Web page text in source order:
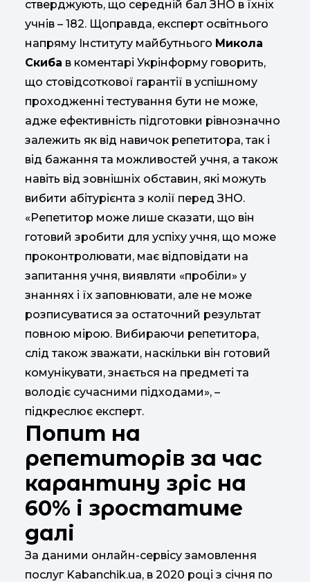
стверджують, що середній бал ЗНО в їхніх
учнів – 182. Щоправда, експерт освітнього
напряму Інституту майбутнього Микола
Скиба в коментарі Укрінформу говорить,
що стовідсоткової гарантії в успішному
проходженні тестування бути не може,
адже ефективність підготовки рівнозначно
залежить як від навичок репетитора, так і
від бажання та можливостей учня, а також
навіть від зовнішніх обставин, які можуть
вибити абітурієнта з колії перед ЗНО.
«Репетитор може лише сказати, що він
готовий зробити для успіху учня, що може
проконтролювати, має відповідати на
запитання учня, виявляти «пробіли» у
знаннях і їх заповнювати, але не може
розписуватися за остаточний результат
повною мірою. Вибираючи репетитора,
слід також зважати, наскільки він готовий
комунікувати, знається на предметі та
володіє сучасними підходами», –
підкреслює експерт.
Попит на
репетиторів за час
карантину зріс на
60% і зростатиме
далі
За даними онлайн-сервісу замовлення
послуг Kabanchik.ua, в 2020 році з січня по